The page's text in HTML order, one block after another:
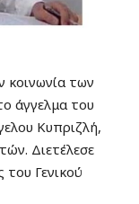
κοινωνία των
άγγελμα του
Κυπριζλή,
Διετέλεσε
του Γενικού